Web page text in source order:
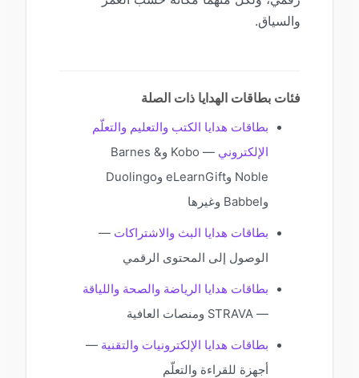
والسياق.
فئات بطاقات الهدايا ذات الصلة
بطاقات هدايا الكتب والتعليم والتعلّم
الإلكتروني
— Kobo وBarnes &
Noble وeLearnGift وDuolingo
بطاقات هدايا البث والاشتراكات—
الوصول إلى المحتوى الرقمي
بطاقات هدايا الرياضة والصحة واللياقة
بطاقات هدايا الإلكترونيات والتقنية—
أجهزة للقراءة والتعلّم